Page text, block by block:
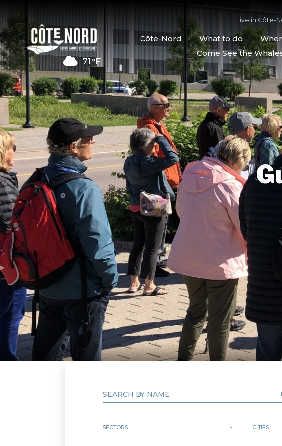
71°F
Live in Côte-
Côte-Nord What to do
Come See the
SEARCH BY NAME
SECTORS CITIES